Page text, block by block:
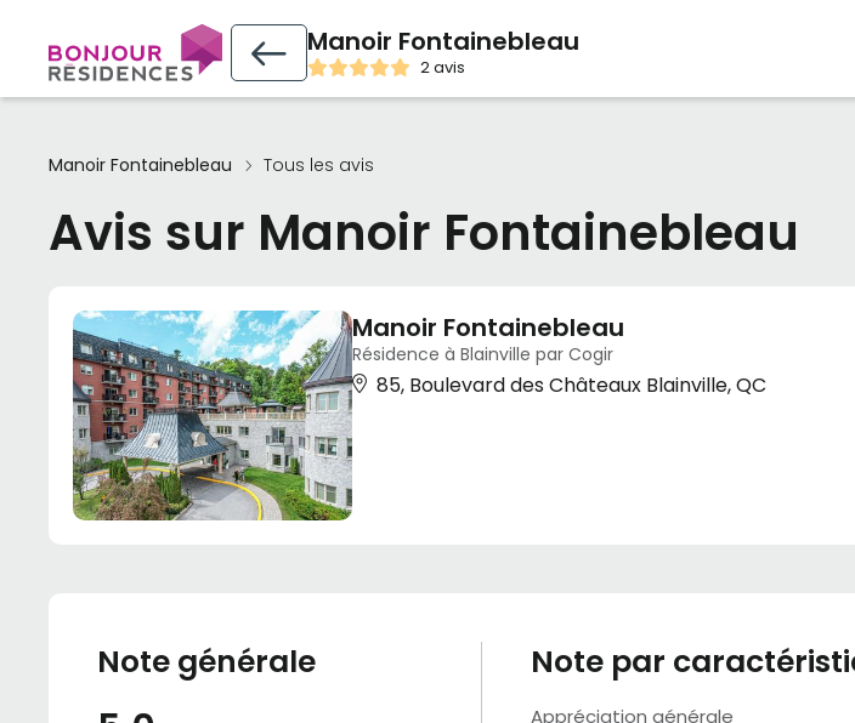
Manoir Fontainebleau
2 avis
Manoir Fontainebleau Tous les avis
Avis sur Manoir Fontainebleau
Manoir Fontainebleau
Résidence à Blainville par Cogir
85, Boulevard des Châteaux Blainville, QC
Note générale Note par
Appréciation générale